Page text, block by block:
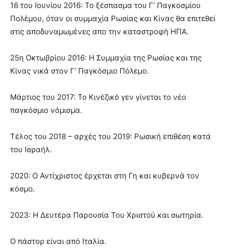
16 του Ιουνίου 2016: Το ξέσπασμα του Γ’ Παγκοσμίου
Πολέμου, όταν οι συμμαχία Ρωσίας και Κίνας θα επιτεθεί
στις αποδυναμωμένες απο την καταστροφή ΗΠΑ.
25η Οκτωβρίου 2016: Η Συμμαχία της Ρωσίας και της
Κίνας νικά στον Γ’ Παγκόσμιο Πόλεμο.
Μάρτιος του 2017: Το Κινέζικό γεν γίνεται το νέο
παγκόσμιο νόμισμα.
Τέλος του 2018 – αρχές του 2019: Ρωσική επιθέση κατά
του Ισραήλ.
2020: Ο Αντίχριστος έρχεται στη Γη και κυβερνά τον
κόσμο.
2023: Η Δευτέρα Παρουσία Του Χριστού και σωτηρία.
Ο πάστορ είναι από Ιταλία.